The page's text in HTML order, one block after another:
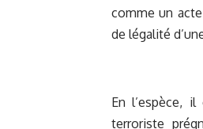
comme un
de légalité
En l’espèce,
terroriste